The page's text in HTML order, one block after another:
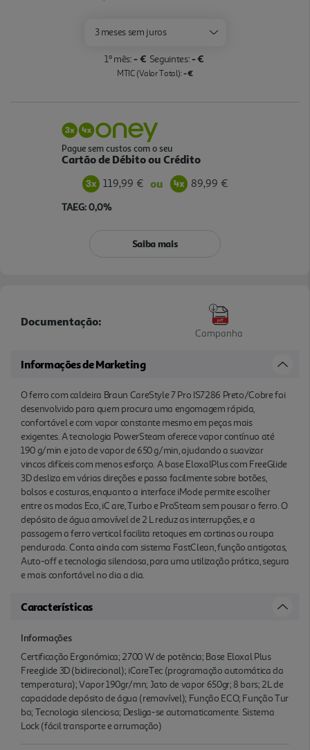
3 meses sem juros
1º mês:- € Seguintes:- €
MTIC (Valor Total):- €
Pague sem custos com o seu
Cartão de Débito ou Crédito
119,99 € ou 89,99 €
TAEG: 0,0%
Saiba mais
Documentação:
Campanha
Informações de Marketing
O ferro com caldeira Braun CareStyle 7 Pro IS7286 Preto/Cobre foi
desenvolvido para quem procura uma engomagem rápida,
confortável e com vapor constante mesmo em peças mais
exigentes. A tecnologia PowerSteam oferece vapor contínuo até
190 g/min e jato de vapor de 650 g/min, ajudando a suavizar
vincos difíceis com menos esforço. A base EloxalPlus com FreeGlide
3D desliza em várias direções e passa facilmente sobre botões,
bolsos e costuras, enquanto a interface iMode permite escolher
entre os modos Eco, iC are, Turbo e ProSteam sem pousar o ferro. O
depósito de água amovível de 2 L reduz as interrupções, e a
passagem a ferro vertical facilita retoques em cortinas ou roupa
pendurada. Conta ainda com sistema FastClean, função antigotas,
Auto-off e tecnologia silenciosa, para uma utilização prática, segura
e mais confortável no dia a dia.
Características
Informações
Certificação Ergonómica; 2700 W de potência; Base Eloxal Plus
Freeglide 3D (bidirecional); iCareTec (programação automática da
temperatura); Vapor 190gr/mn; Jato de vapor 650gr; 8 bars; 2L de
capacidade depósito de água (removível); Função ECO; Função Tur
bo; Tecnologia silenciosa; Desliga-se automaticamente. Sistema
Lock (fácil transporte e arrumação)